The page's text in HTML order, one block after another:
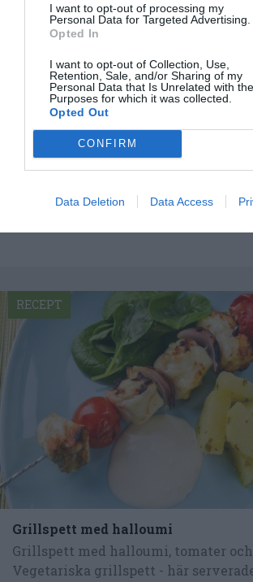
I want to opt-out of processing my
Personal Data for Targeted Advertising.
Opted In
I want to opt-out of Collection, Use,
Retention, Sale, and/or Sharing of my
Personal Data that Is Unrelated with the
Purposes for which it was collected.
Opted Out
CONFIRM
Data Deletion Data Access
Bruna bönor med halloumi
Halloumi eller grillost med bruna
Grillspett med halloumi
Grillspett med halloumi, tomater
Vegetariska grillspett - här serverade
RECEPT